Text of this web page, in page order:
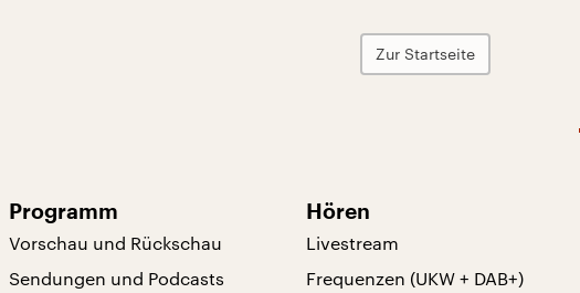
Zur Startseite
Programm
Vorschau und Rückschau
Sendungen und Podcasts
Hören
Livestream
Frequenzen (UKW + DAB+)